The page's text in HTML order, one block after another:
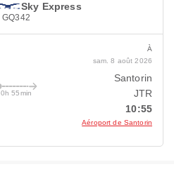
Sky Express
GQ342
0h 55min
À
sam. 8 août 2026
Santorin
JTR
10:55
Aéroport de Santorin